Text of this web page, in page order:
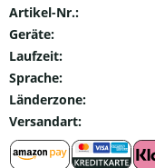
Artikel-Nr.:
Geräte:
Laufzeit:
Sprache:
Länderzone:
Versandart: